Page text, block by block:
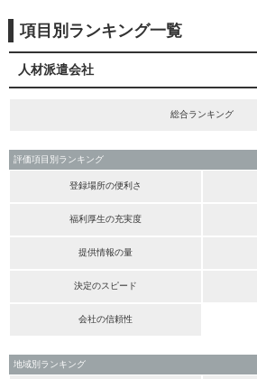
項目別ランキング一覧
人材派遣会社
総合ランキング
評価項目別ランキング
登録場所の便利さ
福利厚生の充実度
提供情報の量
決定のスピード
会社の信頼性
地域別ランキング